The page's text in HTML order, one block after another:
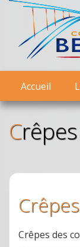
Crêpes des
Accueil